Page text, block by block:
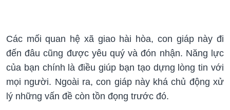
Các mối quan hệ xã giao hài hòa, con giáp này đi
đến đâu cũng được yêu quý và đón nhận. Năng lực
của bạn chính là điều giúp bạn tạo dựng lòng tin với
mọi người. Ngoài ra, con giáp này khá chủ động xử
lý những vấn đề còn tồn đọng trước đó.